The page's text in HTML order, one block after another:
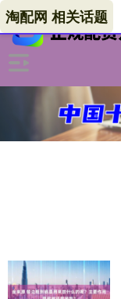
淘配网 相关话题